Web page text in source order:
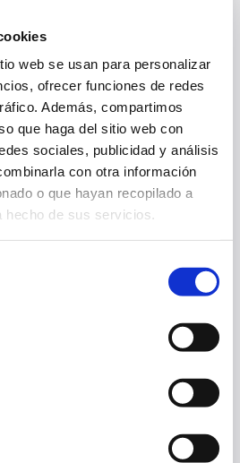
web se usan para personalizar
ofrecer funciones de redes
Además, compartimos
que haga del sitio web con
sociales, publicidad y análisis
con otra información
o que hayan recopilado a
hecho de sus servicios.
ONLINE DE ENTRADAS PARA EL
BALAÍDOS
07 ago. 2026